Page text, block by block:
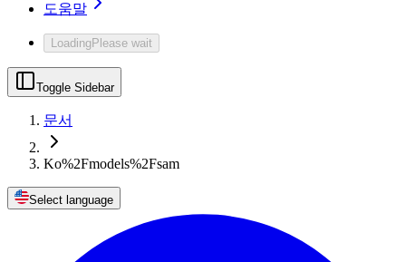
도움말
LoadingPlease wait
Toggle Sidebar
문서
Ko%2Fmodels%2Fsam
Select language